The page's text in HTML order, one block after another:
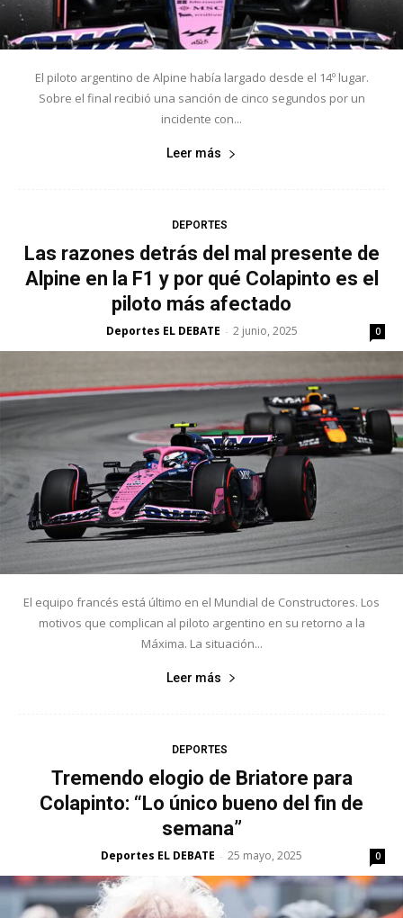
El piloto argentino de Alpine había largado desde el 14º lugar.
Sobre el final recibió una sanción de cinco segundos por un
incidente con...
Leer más
DEPORTES
Las razones detrás del mal presente de
Alpine en la F1 y por qué Colapinto es el
piloto más afectado
Deportes EL DEBATE - 2 junio, 2025 0
El equipo francés está último en el Mundial de Constructores. Los
motivos que complican al piloto argentino en su retorno a la
Máxima. La situación...
Leer más
DEPORTES
Tremendo elogio de Briatore para
Colapinto: “Lo único bueno del fin de
semana”
Deportes EL DEBATE - 25 mayo, 2025 0